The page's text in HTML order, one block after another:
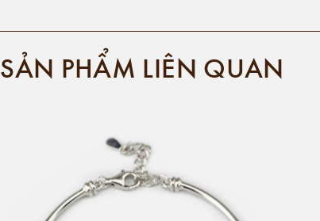
SẢN PHẨM LIÊN QUAN